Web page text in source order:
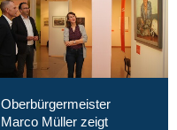
Oberbürgermeister
Marco Müller zeigt